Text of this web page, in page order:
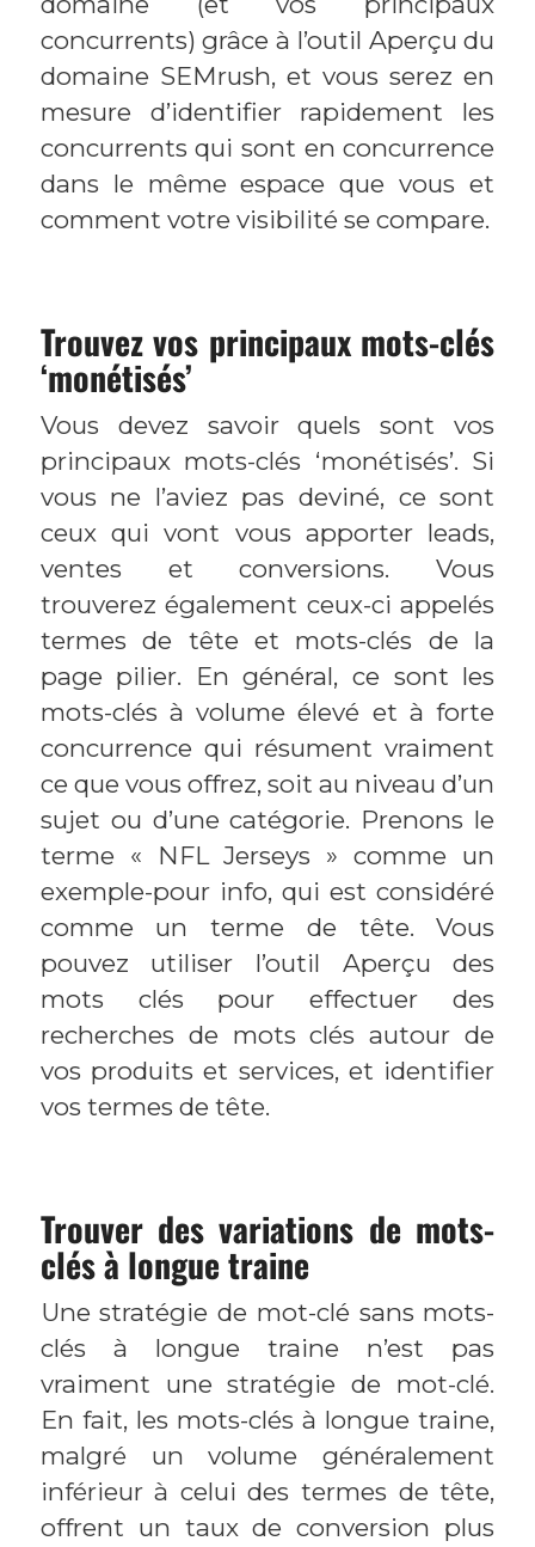
concurrents) grâce à l’outil Aperçu du
domaine SEMrush, et vous serez en
mesure d’identifier rapidement les
concurrents qui sont en concurrence
dans le même espace que vous et
comment votre visibilité se compare.
Trouvez vos principaux mots-clés
‘monétisés’
Vous devez savoir quels sont vos
principaux mots-clés ‘monétisés’. Si
vous ne l’aviez pas deviné, ce sont
ceux qui vont vous apporter leads,
ventes et conversions. Vous
trouverez également ceux-ci appelés
termes de tête et mots-clés de la
page pilier. En général, ce sont les
mots-clés à volume élevé et à forte
concurrence qui résument vraiment
ce que vous offrez, soit au niveau d’un
sujet ou d’une catégorie. Prenons le
terme « NFL Jerseys » comme un
exemple-pour info, qui est considéré
comme un terme de tête. Vous
pouvez utiliser l’outil Aperçu des
mots clés pour effectuer des
recherches de mots clés autour de
vos produits et services, et identifier
vos termes de tête.
Trouver des variations de mots-
clés à longue traine
Une stratégie de mot-clé sans mots-
clés à longue traine n’est pas
vraiment une stratégie de mot-clé.
En fait, les mots-clés à longue traine,
malgré un volume généralement
inférieur à celui des termes de tête,
offrent un taux de conversion plus